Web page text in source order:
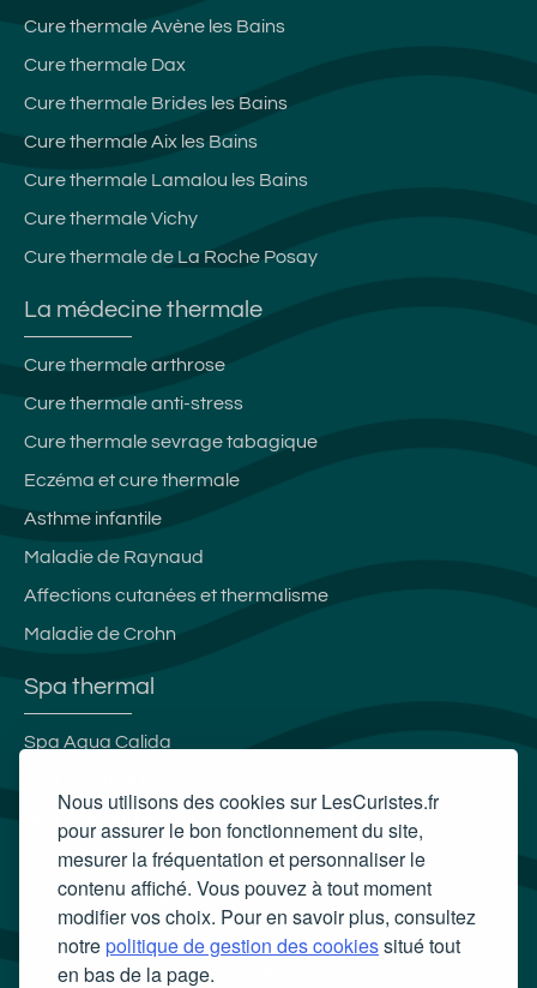
Nous utilisons des cookies sur LesCuristes.fr
pour assurer le bon fonctionnement du site,
mesurer la fréquentation et personnaliser le
contenu affiché. Vous pouvez à tout moment
modifier vos choix. Pour en savoir plus, consultez
notrepolitique de gestion des cookiessitué tout
en bas de la page.
Cure thermale Avène les Bains
Cure thermale Dax
Cure thermale Brides les Bains
Cure thermale Aix les Bains
Cure thermale Lamalou les Bains
Cure thermale Vichy
Cure thermale de La Roche Posay
La médecine thermale
Cure thermale arthrose
Cure thermale anti-stress
Cure thermale sevrage tabagique
Eczéma et cure thermale
Asthme infantile
Maladie de Raynaud
Affections cutanées et thermalisme
Maladie de Crohn
Spa thermal
Spa Aqua Calida
Spa thermal des Thermes du Mont-Dore
Spa thermal des Thermes de Bourbon l'Archambault
Carte cadeau spa Vichy
Carte cadeau spa Bagnoles-de-l'Orne
Carte cadeau spa Saubusse